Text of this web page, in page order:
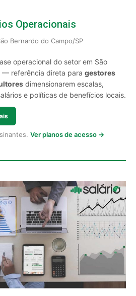
Operacionais
Bernardo do Campo/SP
operacional do setor em São
— referência direta para gestores
dimensionarem escalas,
e políticas de benefícios locais.
Ver planos de acesso →